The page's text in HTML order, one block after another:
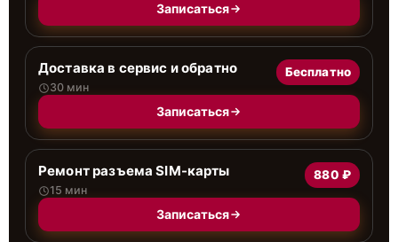
Записаться
Доставка в сервис и обратно
30 мин
Бесплатно
Записаться
Ремонт разъема SIM-карты
15 мин
880 ₽
Записаться